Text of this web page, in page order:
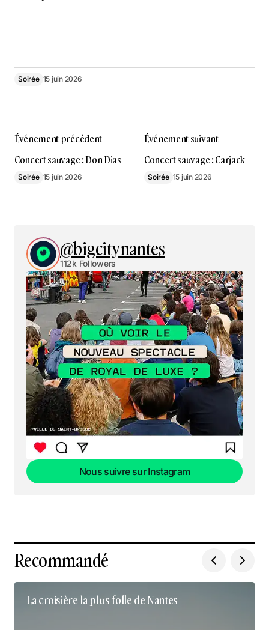
Soirée 15 juin 2026
Événement précédent
Concert sauvage : Don Dias
Soirée 15 juin 2026
Événement suivant
Concert sauvage : Carjack
Soirée 15 juin 2026
@bigcitynantes
112k Followers
Nous suivre sur Instagram
Recommandé
La croisière la plus folle de Nantes